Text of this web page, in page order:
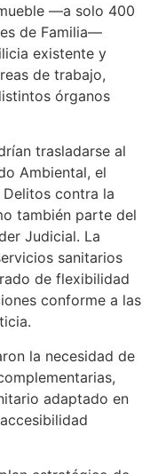
—a solo 400
de Familia—
existente y
de trabajo,
órganos
trasladarse al
Ambiental, el
contra la
también parte del
Judicial. La
sanitarios
de flexibilidad
conforme a las
la necesidad de
adaptado en